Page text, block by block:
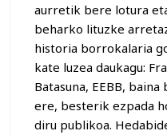
aurretik bere lotura
beharko lituzke
historia borrokalaria
kate luzea daukagu:
Batasuna, EEBB,
ere, besterik ezpada
diru publikoa.